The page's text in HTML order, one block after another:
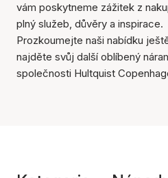
vám poskytneme zážitek z
plný služeb, důvěry a inspirace.
Prozkoumejte naši nabídku
najděte svůj další oblíbený
společnosti Hultquist